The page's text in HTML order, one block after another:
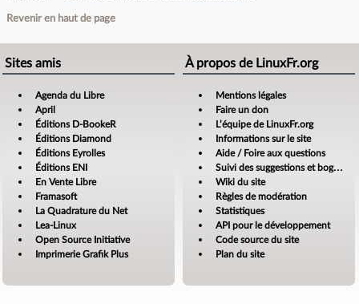
Revenir en haut de page
Sites amis
Agenda du Libre
April
Éditions D-BookeR
Éditions Diamond
Éditions Eyrolles
Éditions ENI
En Vente Libre
Framasoft
La Quadrature du Net
Lea-Linux
Open Source Initiative
Imprimerie Grafik Plus
À propos de LinuxFr.org
Mentions légales
Faire un don
L’équipe de LinuxFr.org
Informations sur le site
Aide / Foire aux questions
Suivi des suggestions et bogues
Wiki du site
Règles de modération
Statistiques
API pour le développement
Code source du site
Plan du site